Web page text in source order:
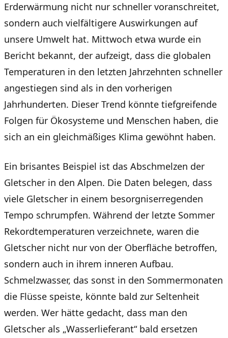
Erderwärmung nicht nur schneller voranschreitet,
sondern auch vielfältigere Auswirkungen auf
unsere Umwelt hat. Mittwoch etwa wurde ein
Bericht bekannt, der aufzeigt, dass die globalen
Temperaturen in den letzten Jahrzehnten schneller
angestiegen sind als in den vorherigen
Jahrhunderten. Dieser Trend könnte tiefgreifende
Folgen für Ökosysteme und Menschen haben, die
sich an ein gleichmäßiges Klima gewöhnt haben.
Ein brisantes Beispiel ist das Abschmelzen der
Gletscher in den Alpen. Die Daten belegen, dass
viele Gletscher in einem besorgniserregenden
Tempo schrumpfen. Während der letzte Sommer
Rekordtemperaturen verzeichnete, waren die
Gletscher nicht nur von der Oberfläche betroffen,
sondern auch in ihrem inneren Aufbau.
Schmelzwasser, das sonst in den Sommermonaten
die Flüsse speiste, könnte bald zur Seltenheit
werden. Wer hätte gedacht, dass man den
Gletscher als „Wasserlieferant“ bald ersetzen